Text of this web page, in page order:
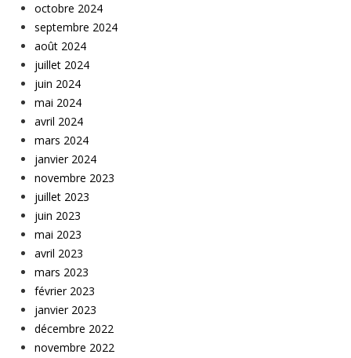
octobre 2024
septembre 2024
août 2024
juillet 2024
juin 2024
mai 2024
avril 2024
mars 2024
janvier 2024
novembre 2023
juillet 2023
juin 2023
mai 2023
avril 2023
mars 2023
février 2023
janvier 2023
décembre 2022
novembre 2022